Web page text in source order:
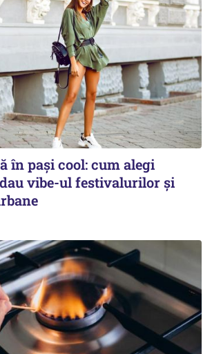
în pași cool: cum alegi
vibe-ul festivalurilor și